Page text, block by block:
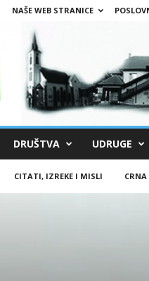
NAŠE WEB STRANICE
DRUŠTVA UDRUGE
CITATI, IZREKE I MISLI